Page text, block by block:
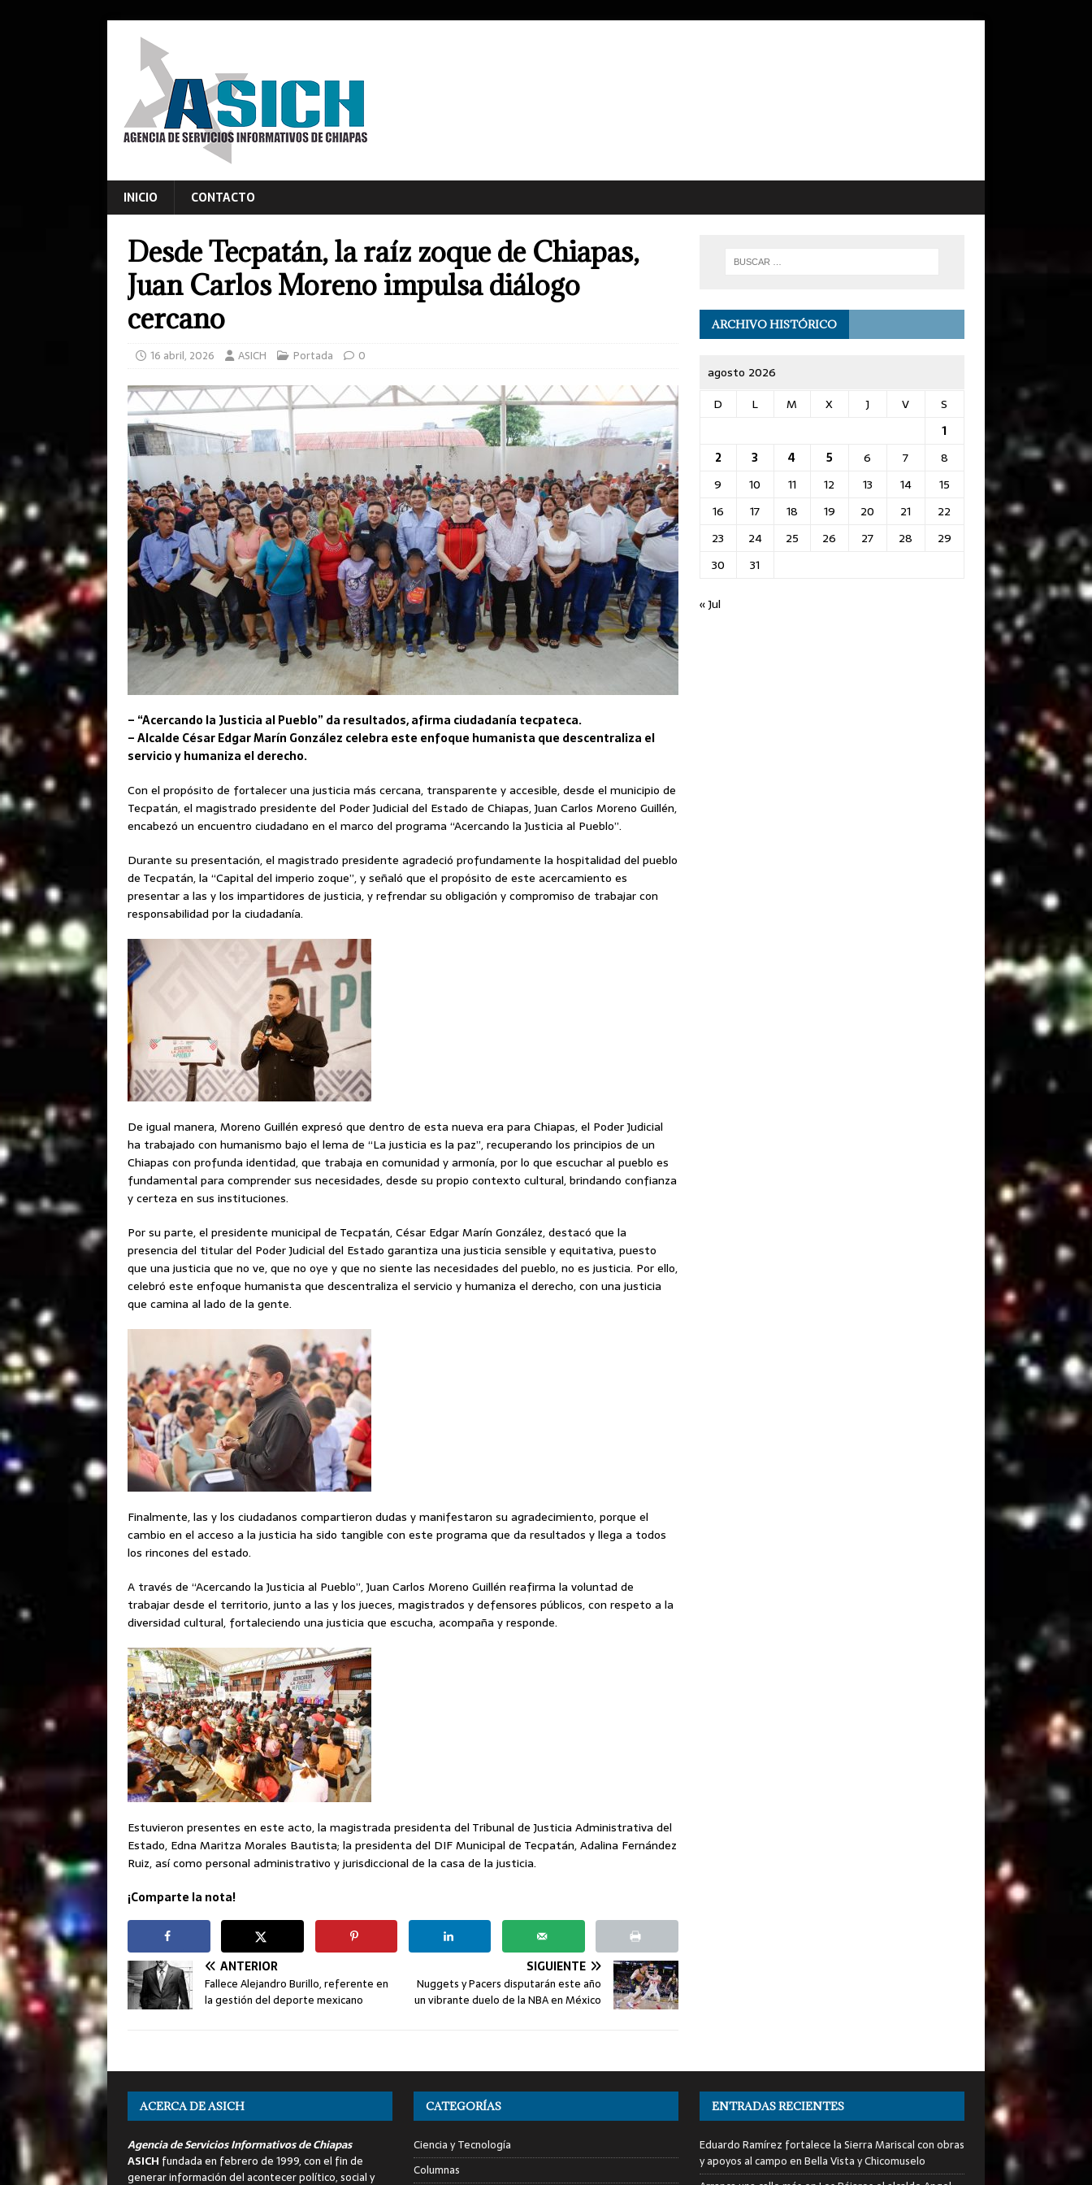
INICIO CONTACTO
Desde Tecpatán, la raíz zoque de Chiapas,
Juan Carlos Moreno impulsa diálogo
cercano
16 abril, 2026 ASICH Portada 0
– “Acercando la Justicia al Pueblo” da resultados, afirma ciudadanía tecpateca.
– Alcalde César Edgar Marín González celebra este enfoque humanista que descentraliza el
servicio y humaniza el derecho.
Con el propósito de fortalecer una justicia más cercana, transparente y accesible, desde el municipio de
Tecpatán, el magistrado presidente del Poder Judicial del Estado de Chiapas, Juan Carlos Moreno Guillén,
encabezó un encuentro ciudadano en el marco del programa “Acercando la Justicia al Pueblo”.
Durante su presentación, el magistrado presidente agradeció profundamente la hospitalidad del pueblo
de Tecpatán, la “Capital del imperio zoque”, y señaló que el propósito de este acercamiento es
presentar a las y los impartidores de justicia, y refrendar su obligación y compromiso de trabajar con
responsabilidad por la ciudadanía.
De igual manera, Moreno Guillén expresó que dentro de esta nueva era para Chiapas, el Poder Judicial
ha trabajado con humanismo bajo el lema de “La justicia es la paz”, recuperando los principios de un
Chiapas con profunda identidad, que trabaja en comunidad y armonía, por lo que escuchar al pueblo es
fundamental para comprender sus necesidades, desde su propio contexto cultural, brindando confianza
y certeza en sus instituciones.
Por su parte, el presidente municipal de Tecpatán, César Edgar Marín González, destacó que la
presencia del titular del Poder Judicial del Estado garantiza una justicia sensible y equitativa, puesto
que una justicia que no ve, que no oye y que no siente las necesidades del pueblo, no es justicia. Por ello,
celebró este enfoque humanista que descentraliza el servicio y humaniza el derecho, con una justicia
que camina al lado de la gente.
Finalmente, las y los ciudadanos compartieron dudas y manifestaron su agradecimiento, porque el
cambio en el acceso a la justicia ha sido tangible con este programa que da resultados y llega a todos
los rincones del estado.
A través de “Acercando la Justicia al Pueblo”, Juan Carlos Moreno Guillén reafirma la voluntad de
trabajar desde el territorio, junto a las y los jueces, magistrados y defensores públicos, con respeto a la
diversidad cultural, fortaleciendo una justicia que escucha, acompaña y responde.
Estuvieron presentes en este acto, la magistrada presidenta del Tribunal de Justicia Administrativa del
Estado, Edna Maritza Morales Bautista; la presidenta del DIF Municipal de Tecpatán, Adalina Fernández
Ruiz, así como personal administrativo y jurisdiccional de la casa de la justicia.
¡Comparte la nota!
ANTERIOR
Fallece Alejandro Burillo, referente en
la gestión del deporte mexicano
SIGUIENTE
Nuggets y Pacers disputarán este año
un vibrante duelo de la NBA en México
ARCHIVO HISTÓRICO
agosto 2026
D
L M X J V
S
1
2
3 4 5 6 7
8
9
10 11 12 13 14
15
16
17 18 19 20 21
22
23
24 25 26 27 28
29
30
31
« Jul
ACERCA DE ASICH
Agencia de Servicios Informativos de Chiapas
ASICH fundada en febrero de 1999, con el fin de
generar información del acontecer político, social y
CATEGORÍAS
Ciencia y Tecnología
Columnas
ENTRADAS RECIENTES
Eduardo Ramírez fortalece la Sierra Mariscal con obras
y apoyos al campo en Bella Vista y Chicomuselo